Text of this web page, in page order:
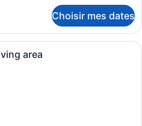
Choisir mes dates
1 chambre, lit avec matelas à
area